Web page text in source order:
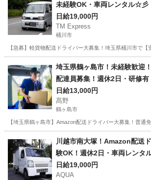
未経験OK・車両レンタル☆彡
日給19,000円
TM Express
桶川市
【急募】軽貨物配送ドライバー大募集！埼玉県桶川市で
ドライバー 社用車
埼玉県鶴ヶ島市！未経験歓迎
配達員募集！週休2日・研修有
日給13,000円
髙野
鶴ヶ島市
【埼玉県鶴ヶ島市】Amazon配送ドライバー大募集！普
ドライバー
川越市南大塚！Amazon配送
験OK！週休2日・車両レンタ
日給19,000円
AQUA